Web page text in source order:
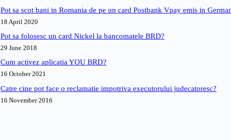
Pot sa scot bani in Romania de pe un card Postbank Vpay emis in
18 April 2020
Pot sa folosesc un card Nickel la bancomatele BRD?
29 June 2018
Cum activez aplicatia YOU BRD?
16 October 2021
Catre cine pot face o reclamatie impotriva executorului judecatoresc?
16 November 2016